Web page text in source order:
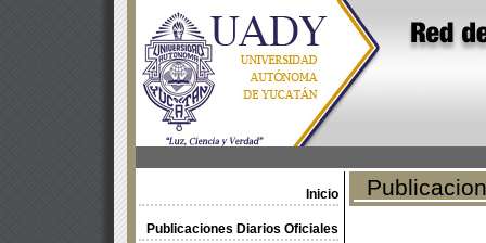
Inicio
Publicaciones Diarios Oficiales